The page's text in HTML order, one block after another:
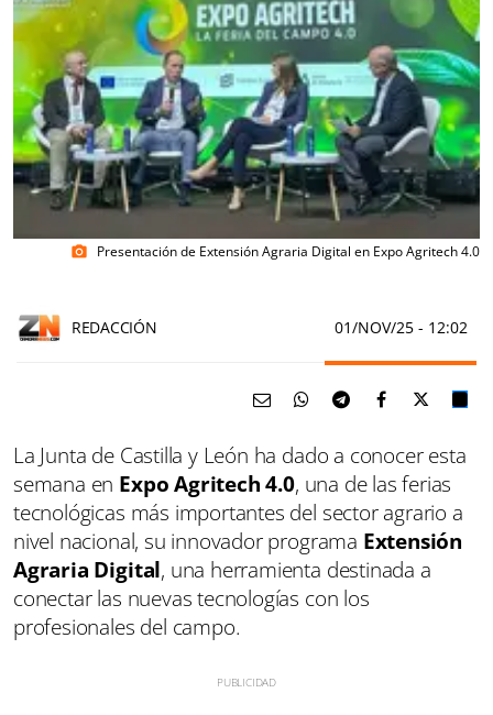
photo_camera Presentación de Extensión Agraria Digital en Expo Agritech 4.0
REDACCIÓN 01/NOV/25 - 12:02
La Junta de Castilla y León ha dado a conocer esta
semana en Expo Agritech 4.0, una de las ferias
tecnológicas más importantes del sector agrario a
nivel nacional, su innovador programa Extensión
Agraria Digital, una herramienta destinada a
conectar las nuevas tecnologías con los
profesionales del campo.